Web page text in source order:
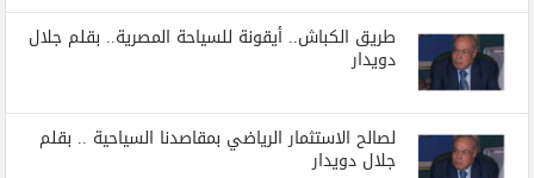
طريق الكباش.. أيقونة للسياحة المصرية.. بقلم جلال
دويدار
لصالح الاستثمار الرياضي بمقاصدنا السياحية .. بقلم
جلال دويدار